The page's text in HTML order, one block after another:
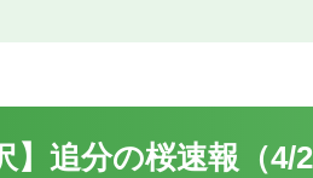
】追分の桜速報（4/